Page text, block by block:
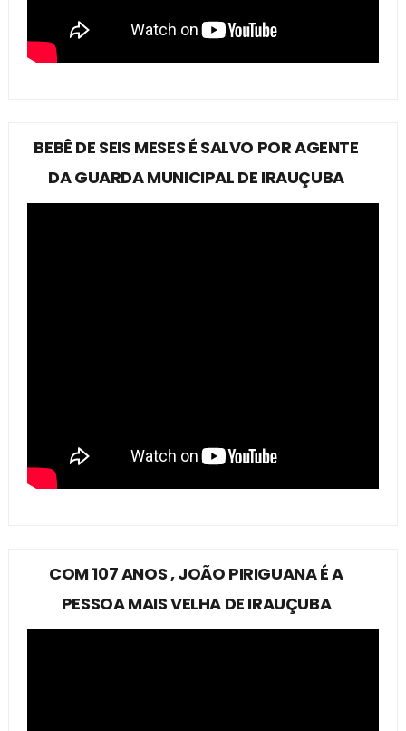
BEBÊ DE SEIS MESES É SALVO POR AGENTE
DA GUARDA MUNICIPAL DE IRAUÇUBA
COM 107 ANOS , JOÃO PIRIGUANA É A
PESSOA MAIS VELHA DE IRAUÇUBA